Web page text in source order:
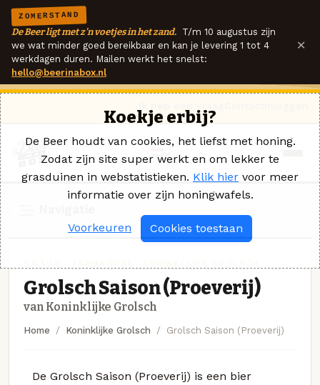
ZOMERSTAND
De Beer ligt met z'n voetjes in het zand. T/m 10 augustus zijn
we wat minder goed bereikbaar en kan je levering 1 tot 4
werkdagen duren. Mailen werkt het snelst:
hello@beerinabox.nl
×
Grolsch Saison (Proeverij)
van Koninklijke Grolsch
Home Koninklijke Grolsch Grolsch Saison (Proeverij)
De Grolsch Saison (Proeverij) is een bier
Koekje erbij?
De Beer houdt van cookies, het liefst met honing.
Zodat zijn site super werkt en om lekker te
grasduinen in webstatistieken. Klik hier voor meer
informatie over zijn honingwafels.
Voorkeuren Cookies toestaan